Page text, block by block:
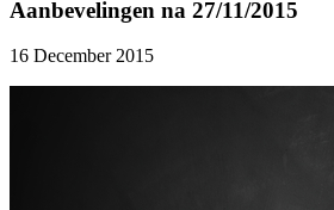
Aanbevelingen na 27/11/2015
16 December 2015